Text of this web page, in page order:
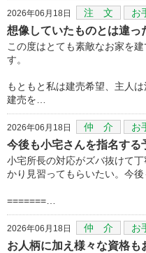
2026年06月18日 注 文 お
想像していたものとは違っ
この度はとても素敵なお家を
す。
もともと私は建売希望、主人は
建売を…
2026年06月18日 仲 介 お
今後も小宅さんを指名する
小宅所長の対応がズバ抜けて
かり見習ってもらいたい。今
=======…
2026年06月18日 仲 介 お
お人柄に加え様々な資格